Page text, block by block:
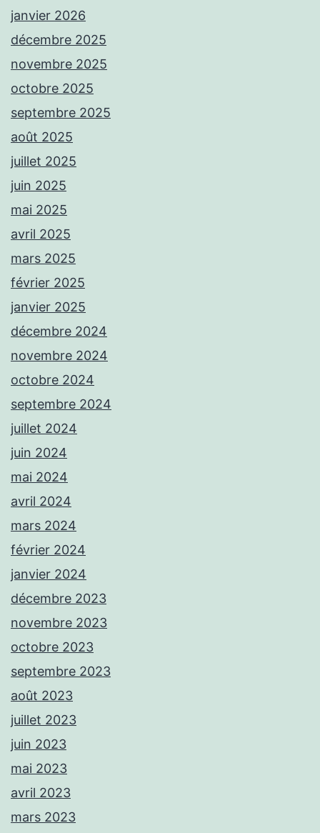
janvier 2026
décembre 2025
novembre 2025
octobre 2025
septembre 2025
août 2025
juillet 2025
juin 2025
mai 2025
avril 2025
mars 2025
février 2025
janvier 2025
décembre 2024
novembre 2024
octobre 2024
septembre 2024
juillet 2024
juin 2024
mai 2024
avril 2024
mars 2024
février 2024
janvier 2024
décembre 2023
novembre 2023
octobre 2023
septembre 2023
août 2023
juillet 2023
juin 2023
mai 2023
avril 2023
mars 2023